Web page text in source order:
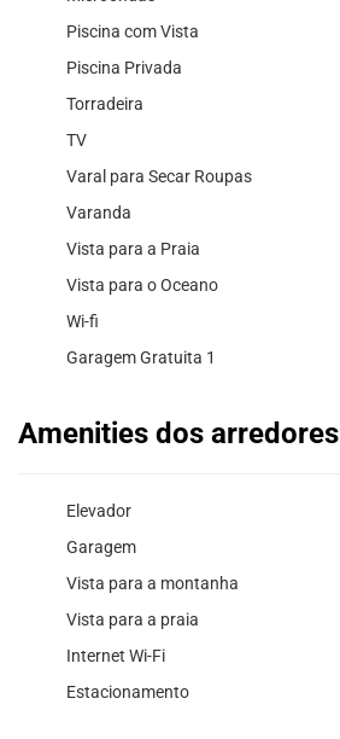
Piscina com Vista
Piscina Privada
Torradeira
TV
Varal para Secar Roupas
Varanda
Vista para a Praia
Vista para o Oceano
Wi-fi
Garagem Gratuita 1
Amenities dos arredores
Elevador
Garagem
Vista para a montanha
Vista para a praia
Internet Wi-Fi
Estacionamento